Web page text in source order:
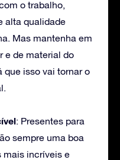
o trabalho,
alta qualidade
Mas mantenha em
e de material do
que isso vai tornar o
: Presentes para
sempre uma boa
mais incríveis e